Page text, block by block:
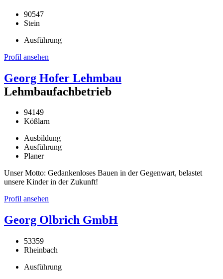
90547
Stein
Ausführung
Profil ansehen
Georg Hofer Lehmbau
Lehmbaufachbetrieb
94149
Kößlarn
Ausbildung
Ausführung
Planer
Unser Motto: Gedankenloses Bauen in der Gegenwart, belastet
unsere Kinder in der Zukunft!
Profil ansehen
Georg Olbrich GmbH
53359
Rheinbach
Ausführung